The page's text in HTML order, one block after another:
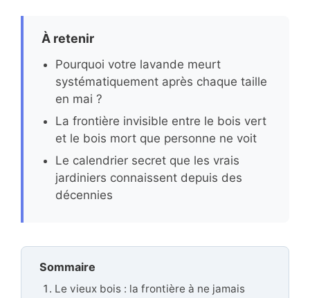
À retenir
Pourquoi votre lavande meurt
systématiquement après chaque taille
en mai ?
La frontière invisible entre le bois vert
et le bois mort que personne ne voit
Le calendrier secret que les vrais
jardiniers connaissent depuis des
décennies
Sommaire
Le vieux bois : la frontière à ne jamais